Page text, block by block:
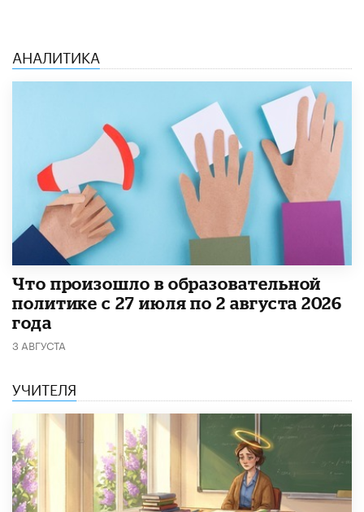
АНАЛИТИКА
​Что произошло в образовательной
политике с 27 июля по 2 августа 2026
года
3 АВГУСТА
УЧИТЕЛЯ